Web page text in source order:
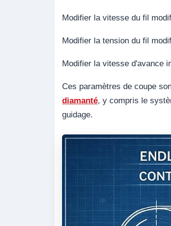
Modifier la vitesse du fil
Modifier la tension du fil
Modifier la vitesse d'avance
Ces paramètres de coupe
diamanté, y compris le
guidage.